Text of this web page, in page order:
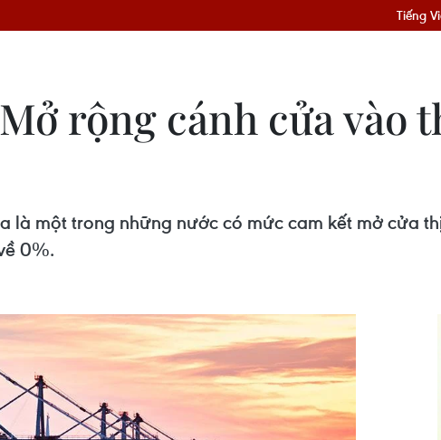
Tiếng
rộng cánh cửa vào
là một trong những nước có mức cam kết mở cửa
0%.